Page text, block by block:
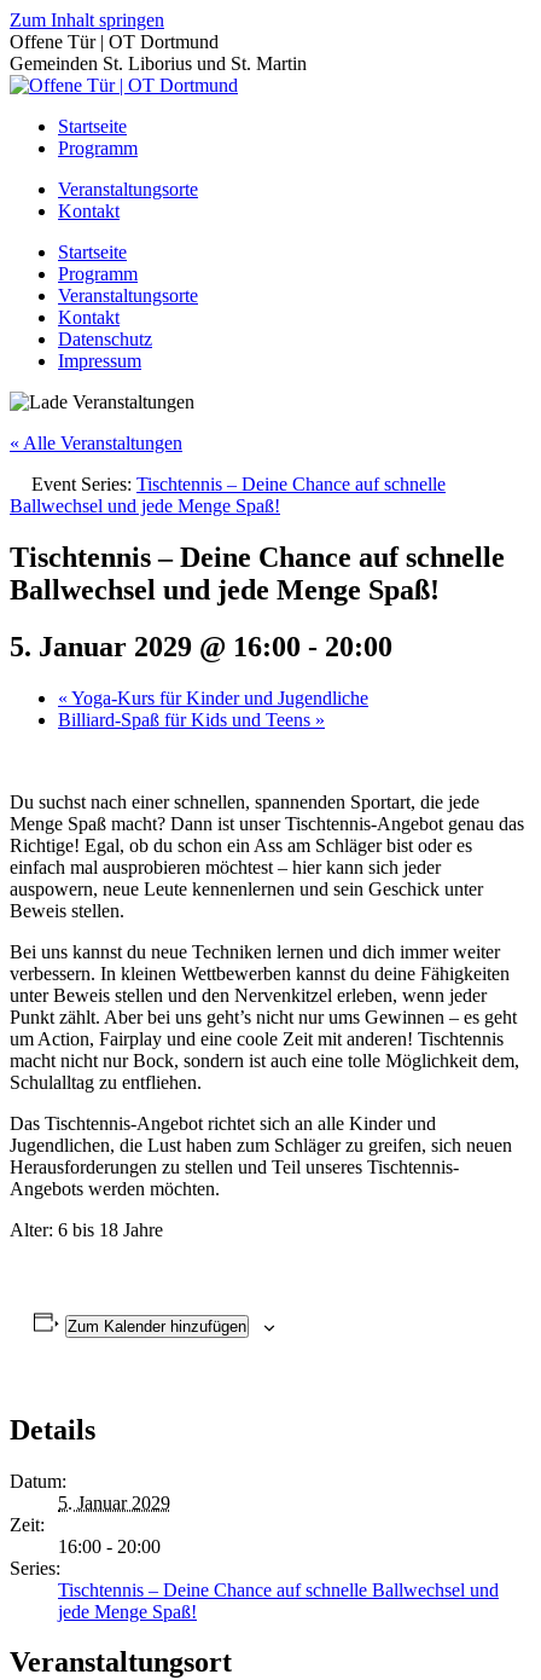
Zum Inhalt springen
Offene Tür | OT Dortmund
Gemeinden St. Liborius und St. Martin
Startseite
Programm
Veranstaltungsorte
Kontakt
Startseite
Programm
Veranstaltungsorte
Kontakt
Datenschutz
Impressum
« Alle Veranstaltungen
Event Series: Tischtennis – Deine Chance auf schnelle
Ballwechsel und jede Menge Spaß!
Tischtennis – Deine Chance auf schnelle
Ballwechsel und jede Menge Spaß!
5. Januar 2029 @ 16:00 - 20:00
« Yoga-Kurs für Kinder und Jugendliche
Billiard-Spaß für Kids und Teens »
Du suchst nach einer schnellen, spannenden Sportart, die jede
Menge Spaß macht? Dann ist unser Tischtennis-Angebot genau das
Richtige! Egal, ob du schon ein Ass am Schläger bist oder es
einfach mal ausprobieren möchtest – hier kann sich jeder
auspowern, neue Leute kennenlernen und sein Geschick unter
Beweis stellen.
Bei uns kannst du neue Techniken lernen und dich immer weiter
verbessern. In kleinen Wettbewerben kannst du deine Fähigkeiten
unter Beweis stellen und den Nervenkitzel erleben, wenn jeder
Punkt zählt. Aber bei uns geht’s nicht nur ums Gewinnen – es geht
um Action, Fairplay und eine coole Zeit mit anderen! Tischtennis
macht nicht nur Bock, sondern ist auch eine tolle Möglichkeit dem,
Schulalltag zu entfliehen.
Das Tischtennis-Angebot richtet sich an alle Kinder und
Jugendlichen, die Lust haben zum Schläger zu greifen, sich neuen
Herausforderungen zu stellen und Teil unseres Tischtennis-
Angebots werden möchten.
Alter: 6 bis 18 Jahre
Zum Kalender hinzufügen
Details
Datum:
5. Januar 2029
Zeit:
16:00 - 20:00
Series:
Tischtennis – Deine Chance auf schnelle Ballwechsel und
jede Menge Spaß!
Veranstaltungsort